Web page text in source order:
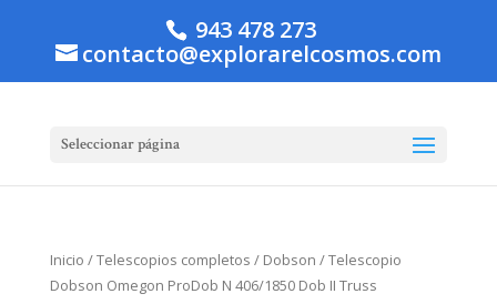
943 478 273
contacto@explorarelcosmos.com
Seleccionar página
Inicio /Telescopios completos / Dobson / Telescopio
Dobson Omegon ProDob N 406/1850 Dob II Truss